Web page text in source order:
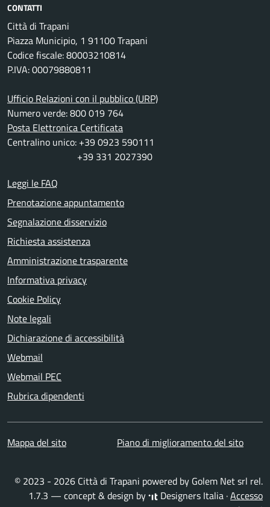
CONTATTI
Città di Trapani
Piazza Municipio, 1 91100 Trapani
Codice fiscale: 80003210814
P.IVA: 00079880811
Ufficio Relazioni con il pubblico (URP)
Numero verde: 800 019 764
Posta Elettronica Certificata
Centralino unico: +39 0923 590111
+39 331 2027390
Leggi le FAQ
Prenotazione appuntamento
Segnalazione disservizio
Richiesta assistenza
Amministrazione trasparente
Informativa privacy
Cookie Policy
Note legali
Dichiarazione di accessibilità
Webmail
Webmail PEC
Rubrica dipendenti
Mappa del sito Piano di miglioramento del sito
© 2023 - 2026 Città di Trapani powered by Golem Net srl rel.
1.7.3 — concept & design by
Designers Italia ·Accesso